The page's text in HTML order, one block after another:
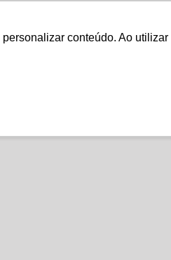
conteúdo. Ao utilizar